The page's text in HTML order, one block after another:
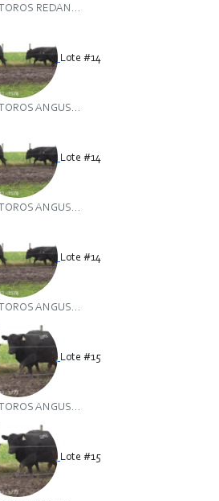
TOROS REDAN...
Lote #14
TOROS ANGUS...
Lote #14
TOROS ANGUS...
Lote #14
TOROS ANGUS...
Lote #15
TOROS ANGUS...
Lote #15